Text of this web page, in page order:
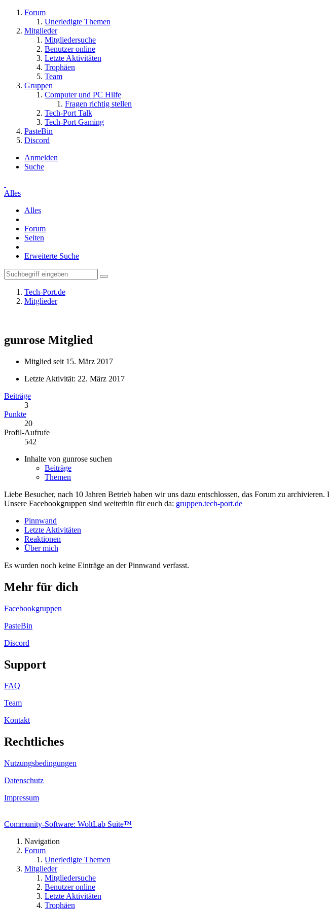
Forum
Unerledigte Themen
Mitglieder
Mitgliedersuche
Benutzer online
Letzte Aktivitäten
Trophäen
Team
Gruppen
Computer und PC Hilfe
Fragen richtig stellen
Tech-Port Talk
Tech-Port Gaming
PasteBin
Discord
Anmelden
Suche
Alles
Alles
Forum
Seiten
Erweiterte Suche
Tech-Port.de
Mitglieder
gunrose Mitglied
Mitglied seit 15. März 2017
Letzte Aktivität: 22. März 2017
Beiträge
3
Punkte
20
Profil-Aufrufe
542
Inhalte von gunrose suchen
Beiträge
Themen
Liebe Besucher, nach 10 Jahren Betrieb haben wir uns dazu entschlossen, das Forum zu
Unsere Facebookgruppen sind weiterhin für euch da: gruppen.tech-port.de
Pinnwand
Letzte Aktivitäten
Reaktionen
Über mich
Es wurden noch keine Einträge an der Pinnwand verfasst.
Mehr für dich
Facebookgruppen
PasteBin
Discord
Support
FAQ
Team
Kontakt
Rechtliches
Nutzungsbedingungen
Datenschutz
Impressum
Community-Software: WoltLab Suite™
Navigation
Forum
Unerledigte Themen
Mitglieder
Mitgliedersuche
Benutzer online
Letzte Aktivitäten
Trophäen